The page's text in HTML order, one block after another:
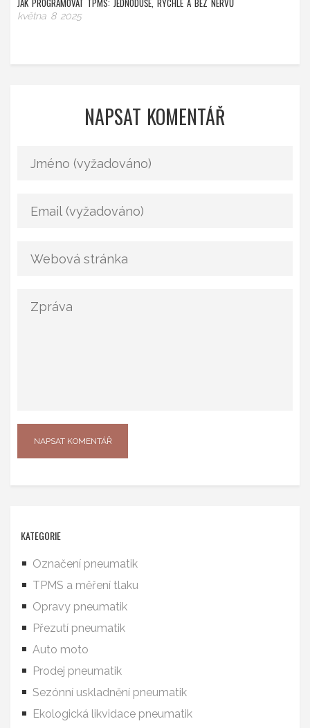
JAK PROGRAMOVAT TPMS: JEDNODUŠE, RYCHLE A BEZ NERVŮ
května 8 2025
NAPSAT KOMENTÁŘ
KATEGORIE
Označení pneumatik
TPMS a měření tlaku
Opravy pneumatik
Přezutí pneumatik
Auto moto
Prodej pneumatik
Sezónní uskladnění pneumatik
Ekologická likvidace pneumatik